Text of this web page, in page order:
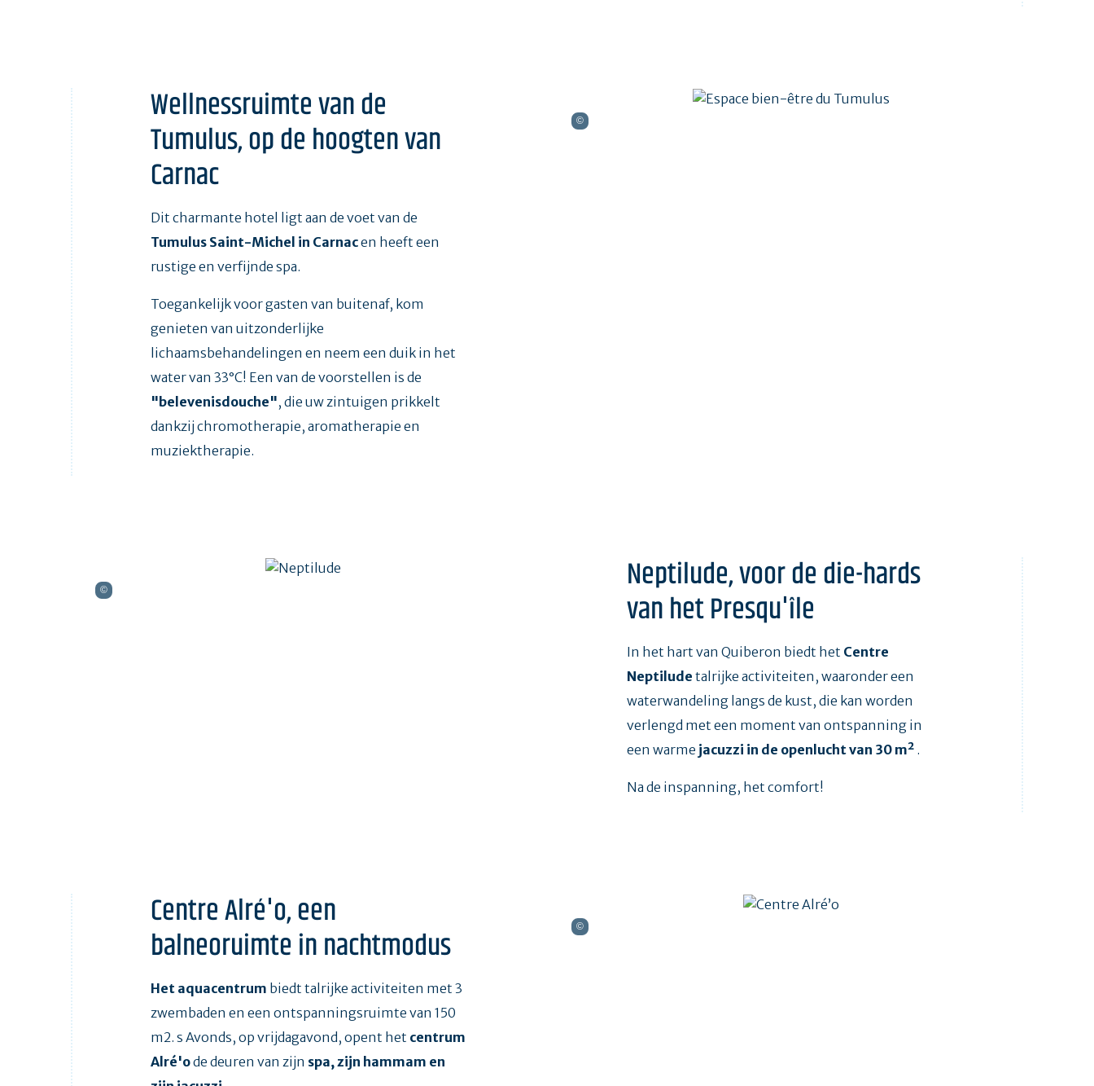
Wellnessruimte van de
Tumulus, op de hoogten van
Carnac
Dit charmante hotel ligt aan de voet van de
Tumulus Saint-Michel in Carnacen heeft een
rustige en verfijnde spa.
Toegankelijk voor gasten van buitenaf, kom
genieten van uitzonderlijke
lichaamsbehandelingen en neem een duik in het
water van 33°C! Een van de voorstellen is de
"belevenisdouche", die uw zintuigen prikkelt
dankzij chromotherapie, aromatherapie en
muziektherapie.
Neptilude, voor de die-hards
van het Presqu'île
In het hart van Quiberon biedt het Centre
Neptilude talrijke activiteiten, waaronder een
waterwandeling langs de kust, die kan worden
verlengd met een moment van ontspanning in
een warme jacuzzi in de openlucht van 30 m² .
Na de inspanning, het comfort!
Centre Alré'o, een
balneoruimte in nachtmodus
Het aquacentrum biedt talrijke activiteiten met 3
zwembaden en een ontspanningsruimte van 150
m2. s Avonds, op vrijdagavond, opent het centrum
Alré'ode deuren van zijn spa, zijn hammam en